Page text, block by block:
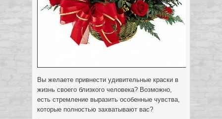
Вы желаете привнести удивительные краски в
жизнь своего близкого человека? Возможно,
есть стремление выразить особенные чувства,
которые полностью захватывают вас?